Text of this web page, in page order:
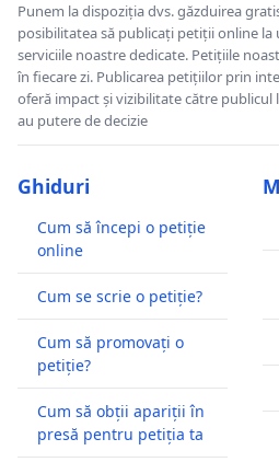
Punem la dispoziția dvs. găzduirea
posibilitatea să publicați petiții online
serviciile noastre dedicate. Petițiile
în fiecare zi. Publicarea petițiilor prin
oferă impact și vizibilitate către publicul
au putere de decizie
Ghiduri
Cum să începi o petiție
online
Cum se scrie o petiție?
Cum să promovați o
petiție?
Cum să obții apariții în
presă pentru petiția ta